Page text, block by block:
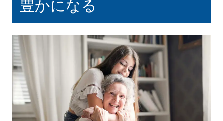
豊かになる